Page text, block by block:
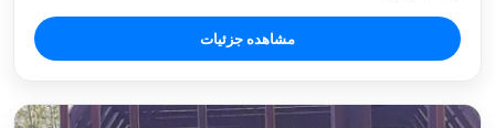
مشاهده جزئیات